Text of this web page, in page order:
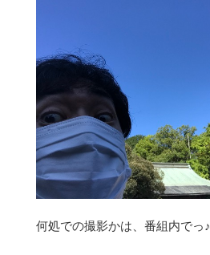
何処での撮影かは、番組内でっ♪